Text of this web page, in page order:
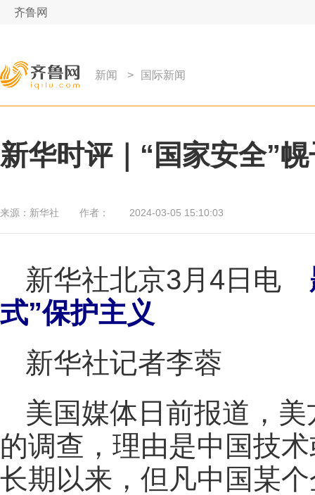
齐鲁网
新闻 > 国际新闻
新华时评｜“国家安全”
来源： 新华社 作者： 2024-03-05 15:10:03
新华社北京3月4日电
式”保护主义
新华社记者李蓉
美国媒体日前报道，
的调查，理由是中国技
长期以来，但凡中国某